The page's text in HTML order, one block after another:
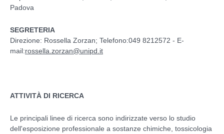
Padova
SEGRETERIA
Direzione: Rossella Zorzan; Telefono:049 8212572 - E-
mail:rossella.zorzan@unipd.it
ATTIVITÀ DI RICERCA
Le principali linee di ricerca sono indirizzate verso lo studio
dell'esposizione professionale a sostanze chimiche, tossicologia